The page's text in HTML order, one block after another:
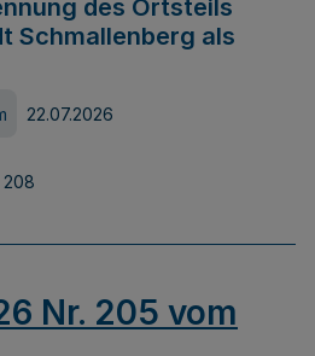
des Ortsteils
Schmallenberg als
22.07.2026
208
Nr. 205 vom